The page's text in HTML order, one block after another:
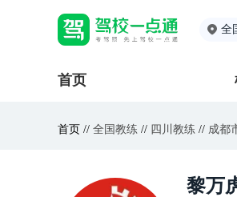
全
首页
首页 // 全国教练 // 四川教练 // 成都
黎万